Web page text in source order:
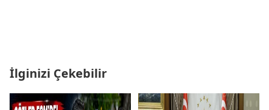
İlginizi Çekebilir